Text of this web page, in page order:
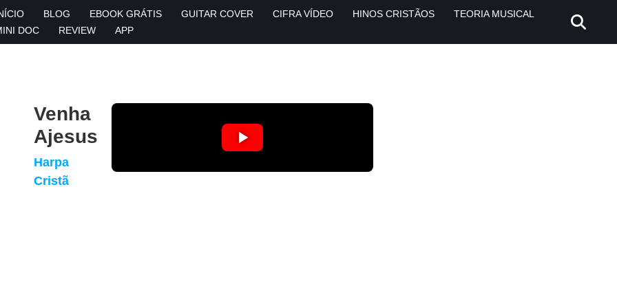
BLOG EBOOK GRÁTIS GUITAR COVER CIFRA VÍDEO HINOS CRISTÃOS
TEORIA MUSICAL
DOC
REVIEW APP
Venha
Ajesus
Harpa
Cristã